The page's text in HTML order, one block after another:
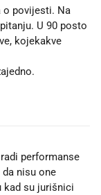
o povijesti. Na
U 90 posto
kojekakve
performanse
nisu one
kad su jurišnici